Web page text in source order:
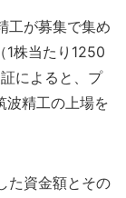
工が募集で集め
株当たり1250
によると、プ
波精工の上場を
た資金額とその